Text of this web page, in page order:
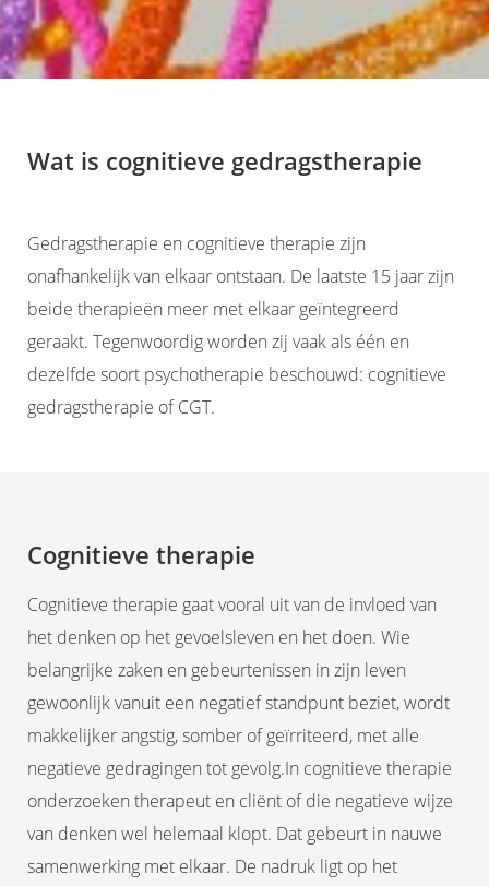
Wat is cognitieve gedragstherapie
Gedragstherapie en cognitieve therapie zijn
onafhankelijk van elkaar ontstaan. De laatste 15 jaar zijn
beide therapieën meer met elkaar geïntegreerd
geraakt. Tegenwoordig worden zij vaak als één en
dezelfde soort psychotherapie beschouwd: cognitieve
gedragstherapie of CGT.
Cognitieve therapie
Cognitieve therapie gaat vooral uit van de invloed van
het denken op het gevoelsleven en het doen. Wie
belangrijke zaken en gebeurtenissen in zijn leven
gewoonlijk vanuit een negatief standpunt beziet, wordt
makkelijker angstig, somber of geïrriteerd, met alle
negatieve gedragingen tot gevolg.In cognitieve therapie
onderzoeken therapeut en cliënt of die negatieve wijze
van denken wel helemaal klopt. Dat gebeurt in nauwe
samenwerking met elkaar. De nadruk ligt op het